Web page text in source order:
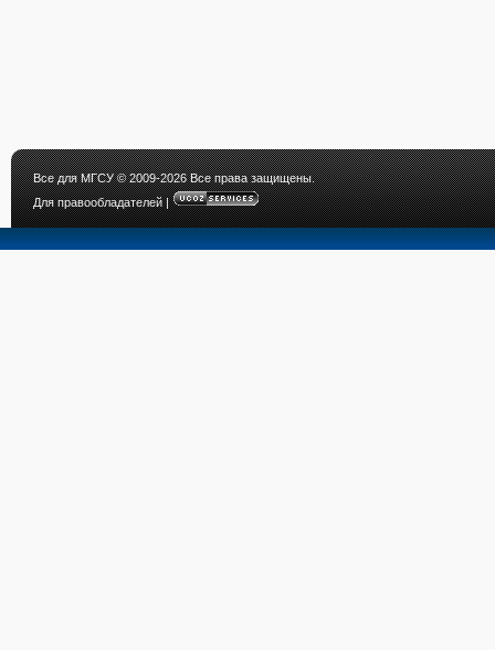
Все для МГСУ© 2009-2026 Все права защищены.
Для правообладателей|